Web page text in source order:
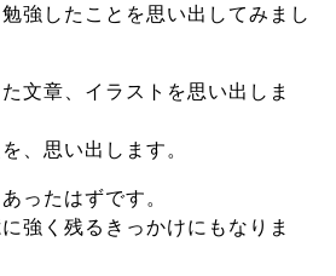
強したことを思い出してみまし
文章、イラストを思い出しま
、思い出します。
ったはずです。
強く残るきっかけにもなりま